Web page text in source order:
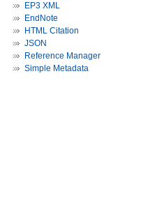
EP3 XML
EndNote
HTML Citation
JSON
Reference Manager
Simple Metadata